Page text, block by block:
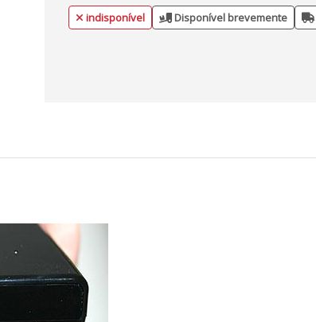
indisponível Disponível brevemente